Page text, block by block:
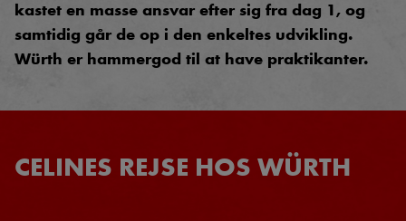
kastet en masse ansvar efter sig fra dag 1, og
samtidig går de op i den enkeltes udvikling.
Würth er hammergod til at have praktikanter.
CELINES REJSE HOS WÜRTH